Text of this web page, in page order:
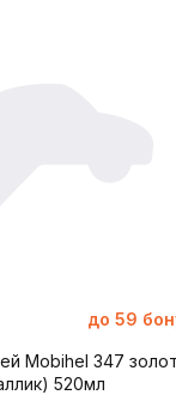
до 59
Mobihel 347
520мл